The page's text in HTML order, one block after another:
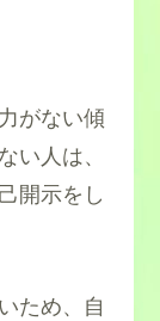
がない傾
い人は、
開示をし
ため、自